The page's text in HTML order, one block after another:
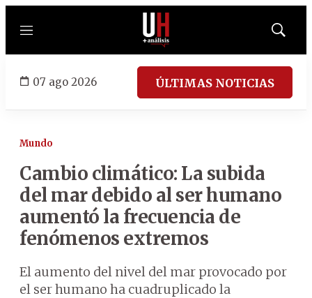
Menú
Mostrar
07 ago 2026 ÚLTIMAS NOTICIAS
Mundo
Cambio climático: La subida
del mar debido al ser humano
aumentó la frecuencia de
fenómenos extremos
El aumento del nivel del mar provocado por
el ser humano ha cuadruplicado la